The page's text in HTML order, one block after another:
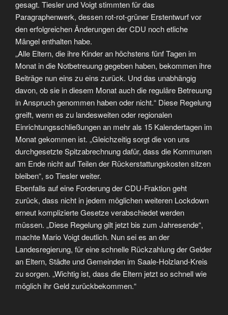
gesagt. Tiesler und Voigt stimmten für das
Paragraphenwerk, dessen rot-rot-grüner Erstentwurf vor
den erfolgreichen Änderungen der CDU noch etliche
Mängel enthalten habe.
„Alle Eltern, die ihre Kinder an höchstens fünf Tagen im
Monat in die Notbetreuung gegeben haben, bekommen ihre
Beiträge nun eins zu eins zurück. Und das unabhängig
davon, ob sie in diesem Monat auch die reguläre Betreuung
in Anspruch genommen haben oder nicht.“ Diese Regelung
greift, wenn es zu landesweiten oder regionalen
Einrichtungsschließungen an mehr als 15 Kalendertagen im
Monat gekommen ist. „Gleichzeitig sorgt die von uns
durchgesetzte Spitzabrechnung dafür, dass die Kommunen
am Ende nicht auf Teilen der Rückerstattungskosten sitzen
bleiben“, so Tiesler weiter.
Ebenfalls auf eine Forderung der CDU-Fraktion geht
zurück, dass nicht in jedem möglichen weiteren Lockdown
erneut komplizierte Gesetze verabschiedet werden
müssen. „Diese Regelung gilt jetzt bis zum Jahresende“,
machte Mario Voigt deutlich. Nun sei es an der
Landesregierung, für eine schnelle Rückzahlung der Gelder
an Eltern, Städte und Gemeinden im Saale-Holzland-Kreis
zu sorgen. „Wichtig ist, dass die Eltern jetzt so schnell wie
möglich ihr Geld zurückbekommen.“